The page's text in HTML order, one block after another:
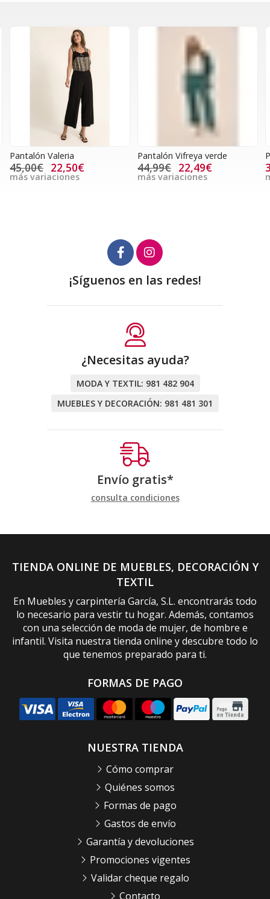
Pantalón Valeria
45,00€ 22,50€
más variaciones
Pantalón Vifreya verde
44,99€ 22,49€
más variaciones
¡Síguenos en las redes!
¿Necesitas ayuda?
MODA Y TEXTIL: 981 482 904
MUEBLES Y DECORACIÓN: 981 481 301
Envío gratis*
consulta condiciones
TIENDA ONLINE DE MUEBLES, DECORACIÓN Y
TEXTIL
En Muebles y carpintería García, S.L. encontrarás todo
lo necesario para vestir tu hogar. Además, contamos
con una selección de moda de mujer, de hombre e
infantil. Visita nuestra tienda online y descubre todo lo
que tenemos preparado para ti.
FORMAS DE PAGO
NUESTRA TIENDA
Cómo comprar
Quiénes somos
Formas de pago
Gastos de envío
Garantía y devoluciones
Promociones vigentes
Validar cheque regalo
Contacto